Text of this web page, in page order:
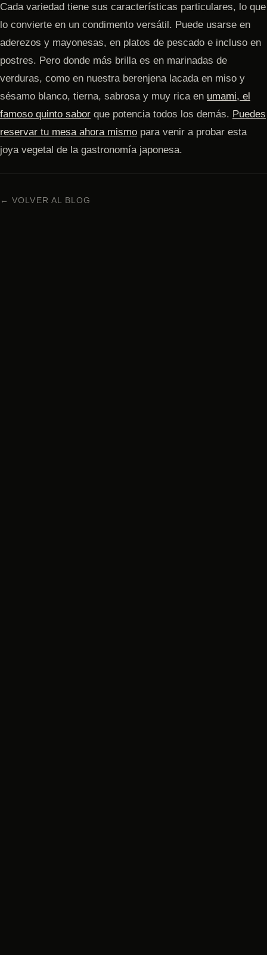
Cada variedad tiene sus características particulares, lo que
lo convierte en un condimento versátil. Puede usarse en
aderezos y mayonesas, en platos de pescado e incluso en
postres. Pero donde más brilla es en marinadas de
verduras, como en nuestra berenjena lacada en miso y
sésamo blanco, tierna, sabrosa y muy rica en umami, el
famoso quinto sabor que potencia todos los demás. Puedes
reservar tu mesa ahora mismo para venir a probar esta
joya vegetal de la gastronomía japonesa.
← VOLVER AL BLOG